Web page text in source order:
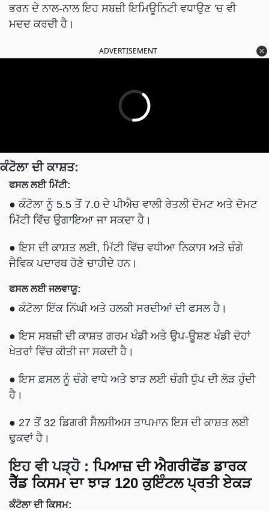
ਭਰਨ ਦੇ ਨਾਲ-ਨਾਲ ਇਹ ਸਬਜ਼ੀ ਇਮਿਊਨਿਟੀ ਵਧਾਉਣ 'ਚ ਵੀ
ਮਦਦ ਕਰਦੀ ਹੈ।
ADVERTISEMENT
ਕੰਟੋਲਾ ਦੀ ਕਾਸ਼ਤ:
ਫਸਲ ਲਈ ਮਿੱਟੀ:
● ਕੰਟੋਲਾ ਨੂੰ 5.5 ਤੋਂ 7.0 ਦੇ ਪੀਐਚ ਵਾਲੀ ਰੇਤਲੀ ਦੋਮਟ ਅਤੇ ਦੋਮਟ
ਮਿੱਟੀ ਵਿੱਚ ਉਗਾਇਆ ਜਾ ਸਕਦਾ ਹੈ।
● ਇਸ ਦੀ ਕਾਸ਼ਤ ਲਈ, ਮਿੱਟੀ ਵਿੱਚ ਵਧੀਆ ਨਿਕਾਸ ਅਤੇ ਚੰਗੇ
ਜੈਵਿਕ ਪਦਾਰਥ ਹੋਣੇ ਚਾਹੀਦੇ ਹਨ।
ਫਸਲ ਲਈ ਜਲਵਾਯੂ:
● ਕੰਟੋਲਾ ਇੱਕ ਨਿੱਘੀ ਅਤੇ ਹਲਕੀ ਸਰਦੀਆਂ ਦੀ ਫਸਲ ਹੈ।
● ਇਸ ਸਬਜ਼ੀ ਦੀ ਕਾਸ਼ਤ ਗਰਮ ਖੰਡੀ ਅਤੇ ਉਪ-ਊਸ਼ਣ ਖੰਡੀ ਦੋਹਾਂ
ਖੇਤਰਾਂ ਵਿੱਚ ਕੀਤੀ ਜਾ ਸਕਦੀ ਹੈ।
● ਇਸ ਫ਼ਸਲ ਨੂੰ ਚੰਗੇ ਵਾਧੇ ਅਤੇ ਝਾੜ ਲਈ ਚੰਗੀ ਧੁੱਪ ਦੀ ਲੋੜ ਹੁੰਦੀ
ਹੈ।
● 27 ਤੋਂ 32 ਡਿਗਰੀ ਸੈਲਸੀਅਸ ਤਾਪਮਾਨ ਇਸ ਦੀ ਕਾਸ਼ਤ ਲਈ
ਢੁਕਵਾਂ ਹੈ।
ਇਹ ਵੀ ਪੜ੍ਹੋ : ਪਿਆਜ਼ ਦੀ ਐਗਰੀਫੋਂਡ ਡਾਰਕ
ਰੈੱਡ ਕਿਸਮ ਦਾ ਝਾੜ 120 ਕੁਇੰਟਲ ਪ੍ਰਤੀ ਏਕੜ
ਕੰਟੋਲਾ ਦੀ ਕਿਸਮ: